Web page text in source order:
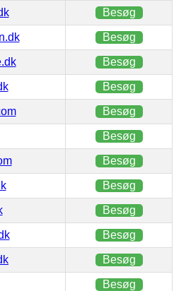
Besøg
Besøg
Besøg
Besøg
Besøg
Besøg
Besøg
Besøg
Besøg
Besøg
Besøg
Besøg